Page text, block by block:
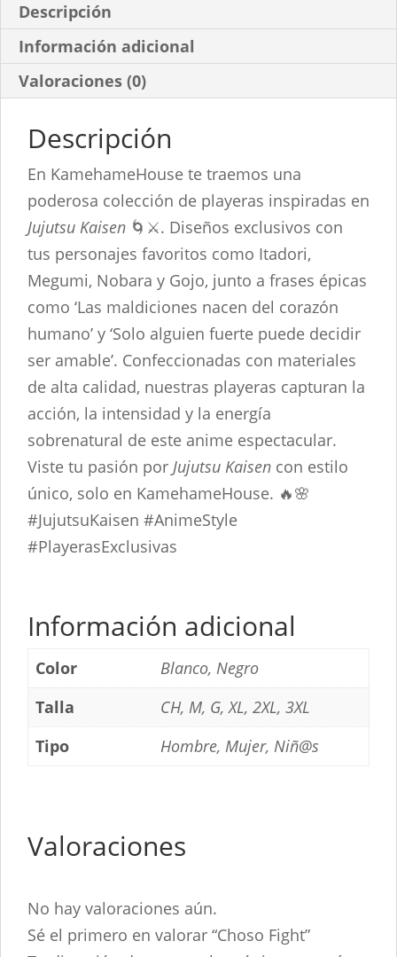
Descripción
Información adicional
Valoraciones (0)
Descripción
En KamehameHouse te traemos una
poderosa colección de playeras inspiradas en
Jujutsu Kaisen 🌀⚔️. Diseños exclusivos con
tus personajes favoritos como Itadori,
Megumi, Nobara y Gojo, junto a frases épicas
como ‘Las maldiciones nacen del corazón
humano’ y ‘Solo alguien fuerte puede decidir
ser amable’. Confeccionadas con materiales
de alta calidad, nuestras playeras capturan la
acción, la intensidad y la energía
sobrenatural de este anime espectacular.
Viste tu pasión por Jujutsu Kaisen con estilo
único, solo en KamehameHouse. 🔥🌸
#JujutsuKaisen #AnimeStyle
#PlayerasExclusivas
Información adicional
Color
Blanco, Negro
Talla
CH, M, G, XL, 2XL, 3XL
Tipo
Hombre, Mujer, Niñ@s
Valoraciones
No hay valoraciones aún.
Sé el primero en valorar “Choso Fight”